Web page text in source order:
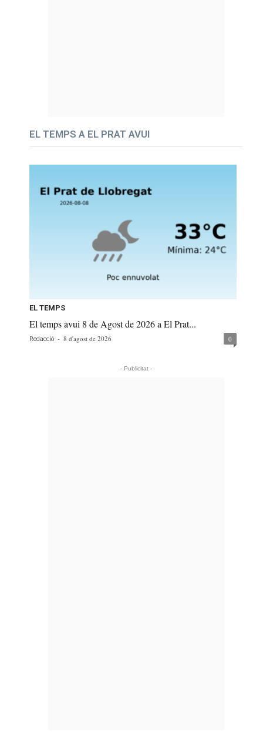
EL TEMPS A EL PRAT AVUI
EL TEMPS
El temps avui 8 de Agost de 2026 a El Prat...
Redacció - 8 d'agost de 2026 0
- Publicitat -